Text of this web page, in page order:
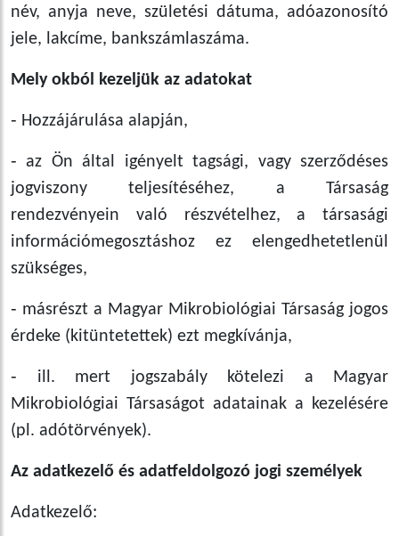
név, anyja neve, születési dátuma, adóazonosító
jele, lakcíme, bankszámlaszáma.
Mely okból kezeljük az adatokat
‑ Hozzájárulása alapján,
‑ az Ön által igényelt tagsági, vagy szerződéses
jogviszony teljesítéséhez, a Társaság
rendezvényein való részvételhez, a társasági
információmegosztáshoz ez elengedhetetlenül
szükséges,
‑ másrészt a Magyar Mikrobiológiai Társaság jogos
érdeke (kitüntetettek) ezt megkívánja,
‑ ill. mert jogszabály kötelezi a Magyar
Mikrobiológiai Társaságot adatainak a kezelésére
(pl. adótörvények).
Az adatkezelő és adatfeldolgozó jogi személyek
Adatkezelő: